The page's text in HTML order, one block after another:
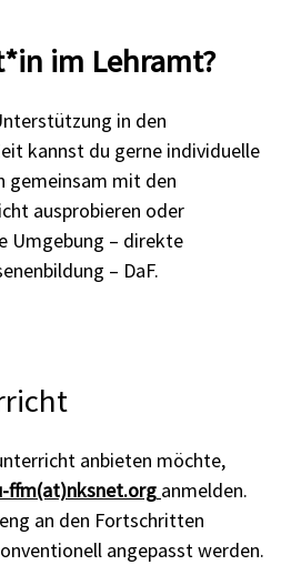
im Lehramt?
in den
kannst du gerne individuelle
gemeinsam mit den
ausprobieren oder
Umgebung – direkte
– DaF.
anbieten möchte,
ffm(at)nksnet.org anmelden.
an den Fortschritten
angepasst werden.